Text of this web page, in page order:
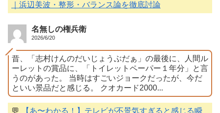
｜浜辺美波・整形・バランス論を徹底討論
名無しの権兵衛
2026/6/20
昔、「志村けんのだいじょうぶだぁ」の最後に、人間ル
ーレットの賞品に、「トイレットペーパー１年分」と言
うのがあった。 当時はすごいジョークだったが、今だ
といい景品だと感じる。 クオカード2000...
💬
【あ〜わかる！】テレビが不景気すぎると感じる瞬